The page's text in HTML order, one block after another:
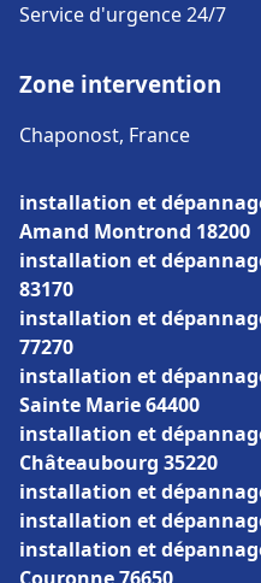
Service d'urgence 24/7
Zone intervention
Chaponost, France
installation et
Amand Montrond 18200
installation et
83170
installation et
77270
installation et
Sainte Marie 64400
installation et
Châteaubourg 35220
installation et
installation et
installation et